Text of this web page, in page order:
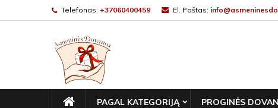
Telefonas: +37060400459 El. Paštas:
PAGRINDINIS
PAGAL KATEGORIJĄ PROGINĖS